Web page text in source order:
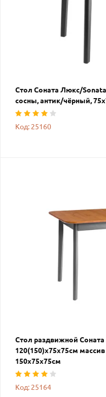
Стол Соната Люкс/
сосны, антик/чёрный,
Код: 25160
Стол раздвижной
120(150)х75х75см
150х75х75см
Код: 25164